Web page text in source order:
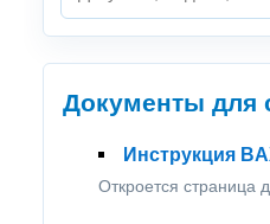
Документы для
Инструкция
Откроется страница